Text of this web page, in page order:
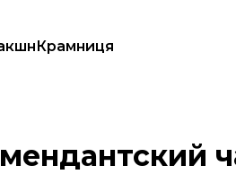
Крамниця